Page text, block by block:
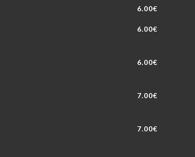
6.00€
6.00€
6.00€
7.00€
7.00€